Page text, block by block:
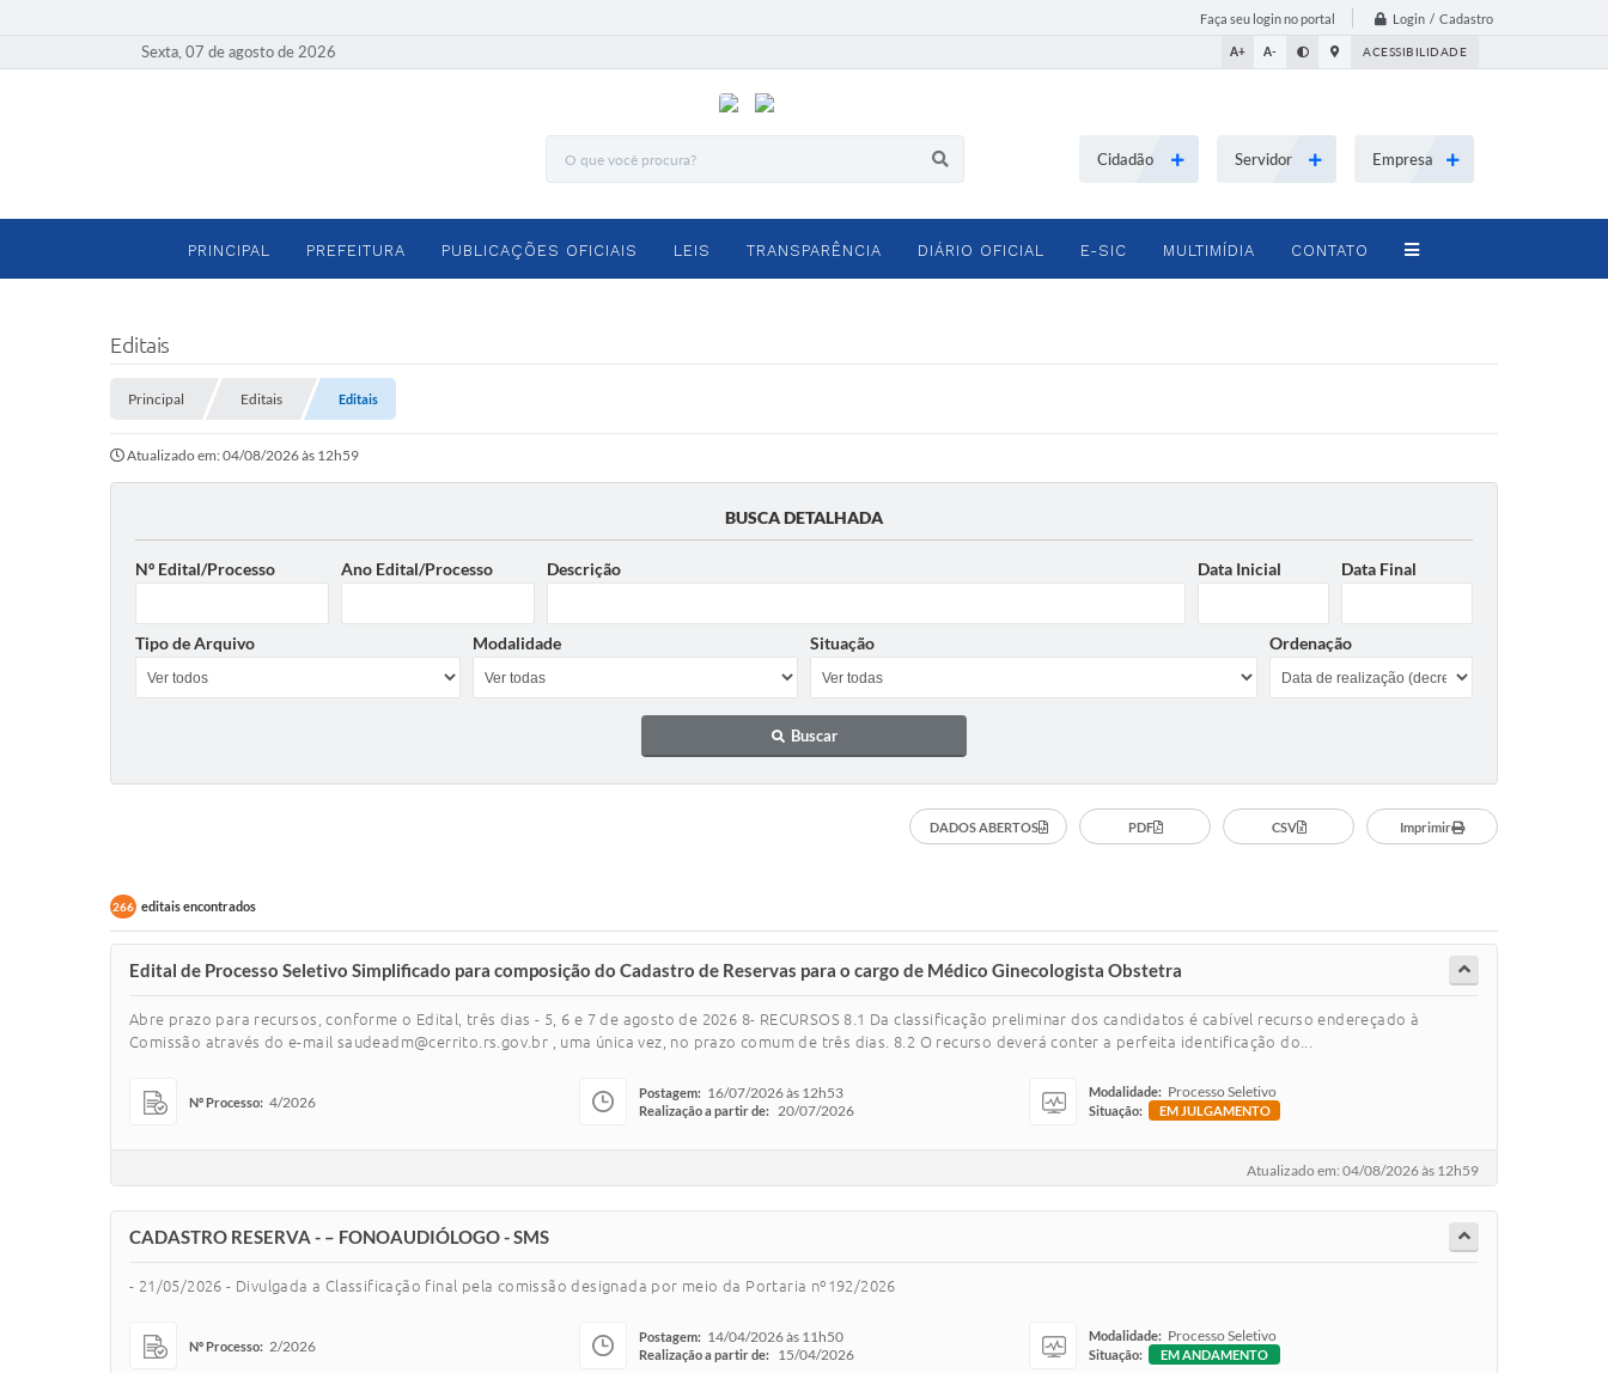
Faça seu login no portal Login / Cadastro
Sexta, 07 de agosto de 2026 A+ A- ACESSIBILIDADE
Cidadão Servidor Empresa
PRINCIPAL PREFEITURA PUBLICAÇÕES OFICIAIS LEIS TRANSPARÊNCIA DIÁRIO OFICIAL E-SIC MULTIMÍDIA CONTATO
Editais
Principal Editais Editais
Atualizado em: 04/08/2026 às 12h59
BUSCA DETALHADA
Nº Edital/Processo Ano Edital/Processo Descrição Data Inicial Data Final
Tipo de Arquivo Modalidade Situação Ordenação
Buscar
DADOS ABERTOS PDF CSV Imprimir
266 editais encontrados
Edital de Processo Seletivo Simplificado para composição do Cadastro de Reservas para o cargo de Médico Ginecologista Obstetra
Abre prazo para recursos, conforme o Edital, três dias - 5, 6 e 7 de agosto de 2026 8- RECURSOS 8.1 Da classificação preliminar dos candidatos é cabível recurso endereçado à
Comissão através do e-mail saudeadm@cerrito.rs.gov.br , uma única vez, no prazo comum de três dias. 8.2 O recurso deverá conter a perfeita identificação do...
Nº Processo: 4/2026 Postagem: 16/07/2026 às 12h53
Realização a partir de: 20/07/2026
Modalidade: Processo Seletivo
Situação: EM JULGAMENTO
Atualizado em: 04/08/2026 às 12h59
CADASTRO RESERVA - – FONOAUDIÓLOGO - SMS
- 21/05/2026 - Divulgada a Classificação final pela comissão designada por meio da Portaria nº192/2026
Nº Processo: 2/2026 Postagem: 14/04/2026 às 11h50
Realização a partir de: 15/04/2026
Modalidade: Processo Seletivo
Situação: EM ANDAMENTO